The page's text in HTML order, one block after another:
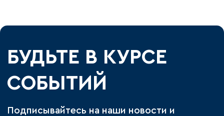
БУДЬТЕ В КУРСЕ
СОБЫТИЙ
Подписывайтесь на наши новости и